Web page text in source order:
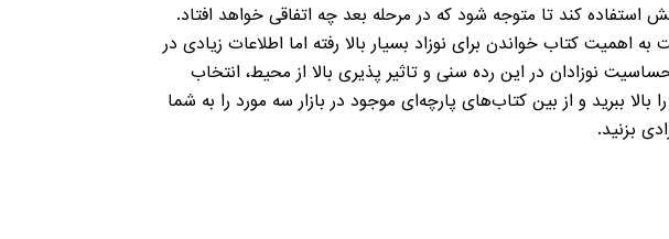
استفاده کند تا متوجه شود که در مرحله بعد چه اتفاقی خواهد افتاد.
کتاب خواندن برای نوزاد بسیار بالا رفته اما اطلاعات زیادی در
نوزادان در این رده سنی و تاثیر پذیری بالا از محیط، انتخاب
ببرید و از بین کتاب‌های پارچه‌ای موجود در بازار سه مورد را به شما
بزنید.